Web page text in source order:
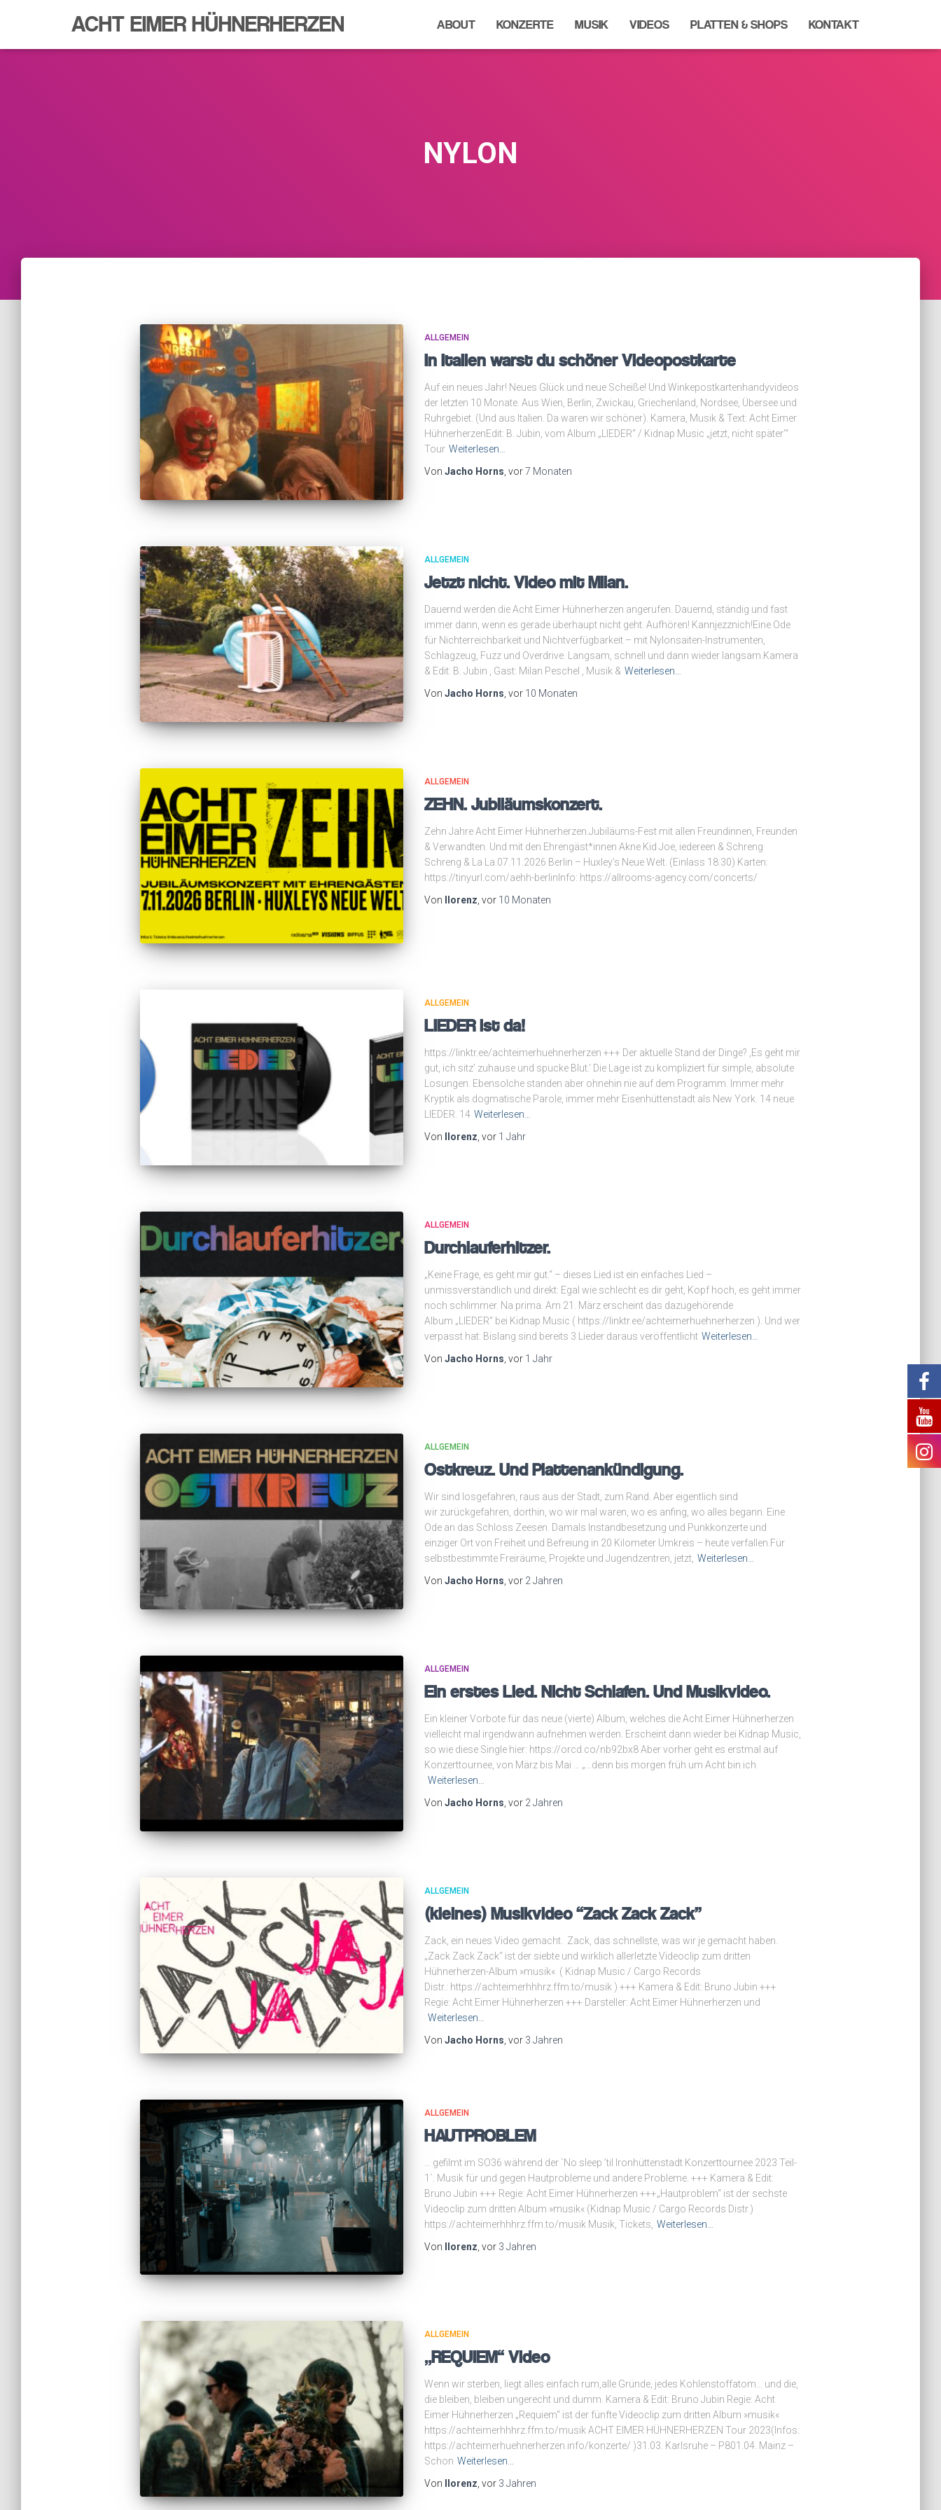
ACHT EIMER HÜHNERHERZEN ABOUT KONZERTE MUSIK VIDEOS PLATTEN & SHOPS KONTAKT
NYLON
ALLGEMEIN
In Italien warst du schöner Videopostkarte
Auf ein neues Jahr! Neues Glück und neue Scheiße! Und Winkepostkartenhandyvideos
der letzten 10 Monate. Aus Wien, Berlin, Zwickau, Griechenland, Nordsee, Übersee und
Ruhrgebiet. (Und aus Italien. Da waren wir schöner). Kamera, Musik & Text: Acht Eimer
HühnerherzenEdit: B. Jubin, vom Album „LIEDER“ / Kidnap Music „jetzt, nicht später’“
Tour Weiterlesen…
Von Jacho Horns , vor7 Monaten
ALLGEMEIN
Jetzt nicht. Video mit Milan.
Dauernd werden die Acht Eimer Hühnerherzen angerufen. Dauernd, ständig und fast
immer dann, wenn es gerade überhaupt nicht geht. Aufhören! Kannjezznich!Eine Ode
für Nichterreichbarkeit und Nichtverfügbarkeit – mit Nylonsaiten-Instrumenten,
Schlagzeug, Fuzz und Overdrive. Langsam, schnell und dann wieder langsam.Kamera
& Edit: B. Jubin , Gast: Milan Peschel , Musik & Weiterlesen…
Von Jacho Horns , vor 10 Monaten
ALLGEMEIN
ZEHN. Jubiläumskonzert.
Zehn Jahre Acht Eimer Hühnerherzen.Jubiläums-Fest mit allen Freundinnen, Freunden
& Verwandten. Und mit den Ehrengäst*innen Akne Kid Joe, iedereen & Schreng
Schreng & La La.07.11.2026 Berlin – Huxley’s Neue Welt. (Einlass 18:30) Karten:
https://tinyurl.com/aehh-berlinInfo: https://allrooms-agency.com/concerts/
Von
llorenz , vor 10 Monaten
ALLGEMEIN
LIEDER ist da!
https://linktr.ee/achteimerhuehnerherzen +++ Der aktuelle Stand der Dinge? ‚Es geht mir
gut, ich sitz’ zuhause und spucke Blut.‘ Die Lage ist zu kompliziert für simple, absolute
Losungen. Ebensolche standen aber ohnehin nie auf dem Programm. Immer mehr
Kryptik als dogmatische Parole, immer mehr Eisenhüttenstadt als New York. 14 neue
LIEDER. 14 Weiterlesen…
Von
llorenz, vor 1 Jahr
ALLGEMEIN
Durchlauferhitzer.
„Keine Frage, es geht mir gut.“ – dieses Lied ist ein einfaches Lied –
unmissverständlich und direkt: Egal wie schlecht es dir geht, Kopf hoch, es geht immer
noch schlimmer. Na prima. Am 21. März erscheint das dazugehörende
Album „LIEDER“ bei Kidnap Music ( https://linktr.ee/achteimerhuehnerherzen ). Und wer
verpasst hat: Bislang sind bereits 3 Lieder daraus veröffentlicht Weiterlesen…
Von Jacho Horns, vor 1 Jahr
ALLGEMEIN
Ostkreuz. Und Plattenankündigung.
Wir sind losgefahren, raus aus der Stadt, zum Rand. Aber eigentlich sind
wir zurückgefahren, dorthin, wo wir mal waren, wo es anfing, wo alles begann. Eine
Ode an das Schloss Zeesen. Damals Instandbesetzung und Punkkonzerte und
einziger Ort von Freiheit und Befreiung in 20 Kilometer Umkreis – heute verfallen.Für
selbstbestimmte Freiräume, Projekte und Jugendzentren, jetzt, Weiterlesen…
Von Jacho Horns , vor 2 Jahren
ALLGEMEIN
Ein erstes Lied. Nicht Schlafen. Und Musikvideo.
Ein kleiner Vorbote für das neue (vierte) Album, welches die Acht Eimer Hühnerherzen
vielleicht mal irgendwann aufnehmen werden. Erscheint dann wieder bei Kidnap Music,
so wie diese Single hier: https://orcd.co/nb92bx8 Aber vorher geht es erstmal auf
Konzerttournee, von März bis Mai … „…denn bis morgen früh um Acht bin ich
Weiterlesen…
Von Jacho Horns , vor 2 Jahren
ALLGEMEIN
(kleines) Musikvideo “Zack Zack Zack”
Zack, ein neues Video gemacht. Zack, das schnellste, was wir je gemacht haben.
„Zack Zack Zack“ ist der siebte und wirklich allerletzte Videoclip zum dritten
Hühnerherzen-Album »musik« ( Kidnap Music / Cargo Records
Distr.: https://achteimerhhhrz.ffm.to/musik ) +++ Kamera & Edit: Bruno Jubin +++
Regie: Acht Eimer Hühnerherzen +++ Darsteller: Acht Eimer Hühnerherzen und
Weiterlesen…
Von Jacho Horns , vor 3 Jahren
ALLGEMEIN
HAUTPROBLEM
… gefilmt im SO36 während der `No sleep ’til Ironhüttenstadt Konzerttournee 2023 Teil-
1`. Musik für und gegen Hautprobleme und andere Probleme. +++ Kamera & Edit:
Bruno Jubin +++ Regie: Acht Eimer Hühnerherzen +++„Hautproblem“ ist der sechste
Videoclip zum dritten Album »musik« (Kidnap Music / Cargo Records Distr.)
https://achteimerhhhrz.ffm.to/musik Musik, Tickets, Weiterlesen…
Von
llorenz , vor 3 Jahren
ALLGEMEIN
„REQUIEM“ Video
Wenn wir sterben, liegt alles einfach rum,alle Gründe, jedes Kohlenstoffatom… und die,
die bleiben, bleiben ungerecht und dumm. Kamera & Edit: Bruno Jubin Regie: Acht
Eimer Hühnerherzen „Requiem“ ist der fünfte Videoclip zum dritten Album »musik«
https://achteimerhhhrz.ffm.to/musik ACHT EIMER HÜHNERHERZEN Tour 2023(Infos:
https://achteimerhuehnerherzen.info/konzerte/ )31.03. Karlsruhe – P801.04. Mainz –
Schon Weiterlesen…
Von
llorenz, vor 3 Jahren